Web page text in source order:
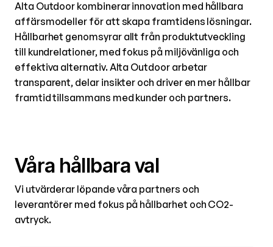
Alta Outdoor kombinerar innovation med hållbara
affärsmodeller för att skapa framtidens lösningar.
Hållbarhet genomsyrar allt från produktutveckling
till kundrelationer, med fokus på miljövänliga och
effektiva alternativ. Alta Outdoor arbetar
transparent, delar insikter och driver en mer hållbar
framtid tillsammans med kunder och partners.
Våra hållbara val
Vi utvärderar löpande våra partners och
leverantörer med fokus på hållbarhet och CO2-
avtryck.